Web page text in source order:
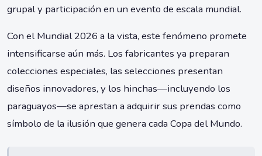
grupal y participación en un evento de escala mundial.
Con el Mundial 2026 a la vista, este fenómeno promete
intensificarse aún más. Los fabricantes ya preparan
colecciones especiales, las selecciones presentan
diseños innovadores, y los hinchas—incluyendo los
paraguayos—se aprestan a adquirir sus prendas como
símbolo de la ilusión que genera cada Copa del Mundo.